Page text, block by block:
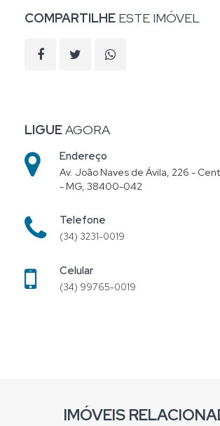
COMPARTILHE ESTE IMÓVEL
LIGUEAGORA
Endereço
Av. João Naves de Ávila, 226 -
- MG, 38400-042
Telefone
(34) 3231-0019
Celular
(34) 99765-0019
IMÓVEIS